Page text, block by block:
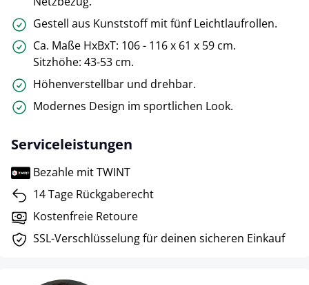
Gestell aus Kunststoff mit fünf Leichtlaufrollen.
Ca. Maße HxBxT: 106 - 116 x 61 x 59 cm.
Sitzhöhe: 43-53 cm.
Höhenverstellbar und drehbar.
Modernes Design im sportlichen Look.
Serviceleistungen
Bezahle mit TWINT
14 Tage Rückgaberecht
Kostenfreie Retoure
SSL-Verschlüsselung für deinen sicheren Einkauf